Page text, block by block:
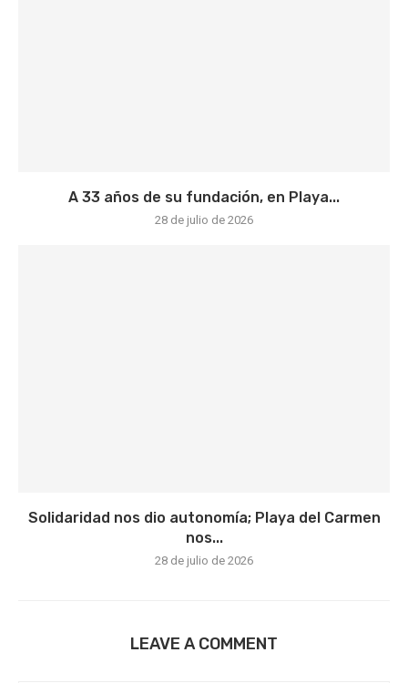
A 33 años de su fundación, en Playa...
28 de julio de 2026
Solidaridad nos dio autonomía; Playa del Carmen
nos...
28 de julio de 2026
LEAVE A COMMENT